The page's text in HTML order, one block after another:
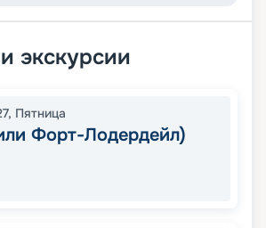
экскурсии
, Пятница
Форт-Лодердейл)